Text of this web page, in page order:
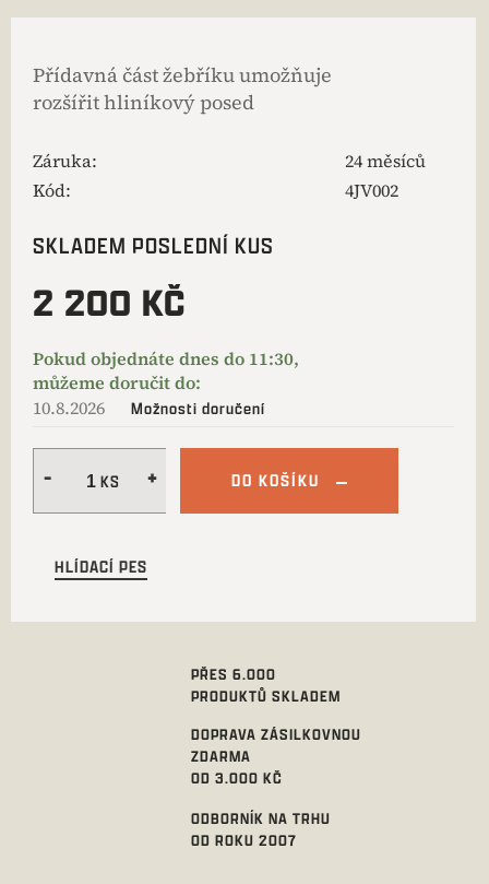
Přídavná část žebříku umožňuje
rozšířit hliníkový posed
Záruka:
24 měsíců
Kód:
4JV002
SKLADEM POSLEDNÍ KUS
2 200 KČ
10.8.2026 Možnosti doručení
DO KOŠÍKU
HLÍDACÍ PES
PŘES 6.000
PRODUKTŮ SKLADEM
DOPRAVA ZÁSILKOVNOU
ZDARMA
OD 3.000 KČ
ODBORNÍK NA TRHU
OD ROKU 2007